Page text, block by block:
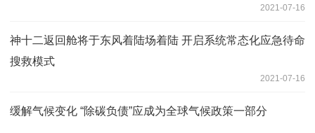
2021-07-16
神十二返回舱将于东风着陆场着陆 开启系统常态化应急待命
搜救模式
2021-07-16
缓解气候变化 “除碳负债”应成为全球气候政策一部分